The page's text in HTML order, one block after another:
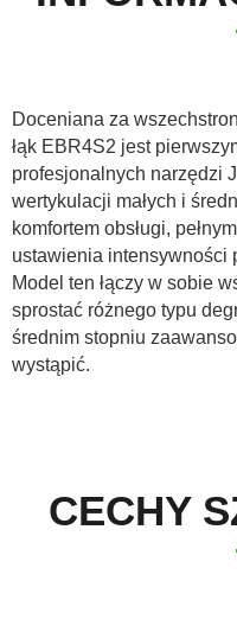
Doceniana za
łąk EBR4S2 jest
profesjonalnych narzędzi
wertykulacji małych i
komfortem obsługi,
ustawienia intensywności
Model ten łączy w sobie
sprostać różnego typu
średnim stopniu
wystąpić.
CECHY